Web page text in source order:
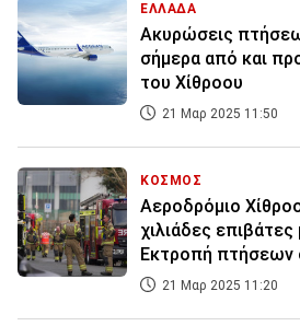
ΕΛΛΑΔΑ
Ακυρώσεις
σήμερα από και
του Χίθροου
21 Μαρ 2025 11:50
ΚΟΣΜΟΣ
Αεροδρόμιο
χιλιάδες
Εκτροπή πτήσεων
21 Μαρ 2025 11:20